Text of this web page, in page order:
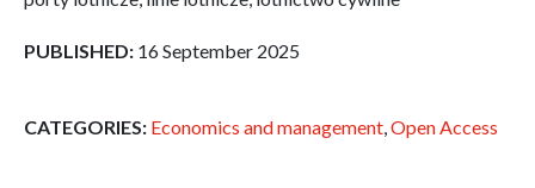
PUBLISHED: 16 September 2025
CATEGORIES: Economics and management,Open Access